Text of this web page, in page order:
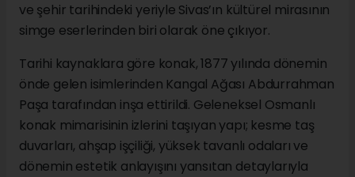
ve şehir tarihindeki yeriyle Sivas’ın kültürel mirasının
simge eserlerinden biri olarak öne çıkıyor.
Tarihi kaynaklara göre konak, 1877 yılında dönemin
önde gelen isimlerinden Kangal Ağası Abdurrahman
Paşa tarafından inşa ettirildi. Geleneksel Osmanlı
konak mimarisinin izlerini taşıyan yapı; kesme taş
duvarları, ahşap işçiliği, yüksek tavanlı odaları ve
dönemin estetik anlayışını yansıtan detaylarıyla